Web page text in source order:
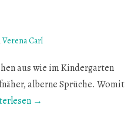
Verena Carl
aus wie im Kindergarten
alberne Sprüche. Womit
→